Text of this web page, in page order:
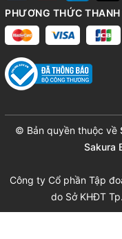
PHƯƠNG THỨC
© Bản quyền thuộc về
Sakura
Công ty Cổ phần Tập
do Sở KHĐT